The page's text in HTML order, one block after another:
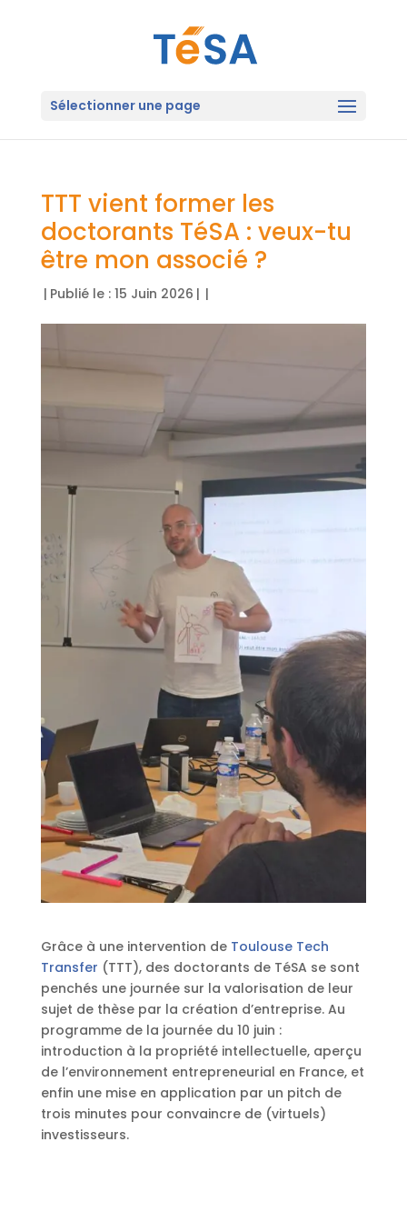
Sélectionner une page
TTT vient former les
doctorants TéSA : veux-tu
être mon associé ?
| Publié le : 15 Juin 2026 | |
Grâce à une intervention de Toulouse Tech
Transfer (TTT), des doctorants de TéSA se sont
penchés une journée sur la valorisation de leur
sujet de thèse par la création d’entreprise. Au
programme de la journée du 10 juin :
introduction à la propriété intellectuelle, aperçu
de l’environnement entrepreneurial en France, et
enfin une mise en application par un pitch de
trois minutes pour convaincre de (virtuels)
investisseurs.